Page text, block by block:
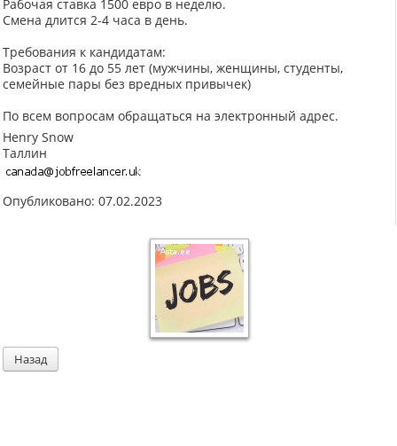
Рабочая ставка 1500 евро в неделю.
Смена длится 2-4 часа в день.
Требования к кандидатам:
Возраст от 16 до 55 лет (мужчины, женщины, студенты,
семейные пары без вредных привычек)
По всем вопросам обращаться на электронный адрес.
Henry Snow
Таллин
Опубликовано: 07.02.2023
Назад